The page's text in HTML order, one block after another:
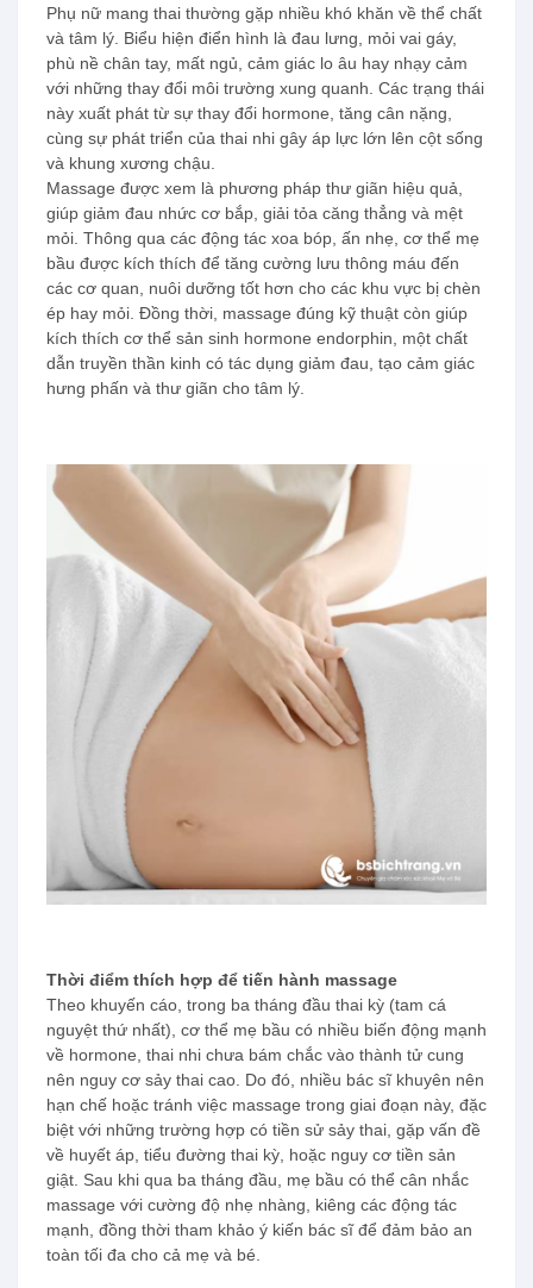
Phụ nữ mang thai thường gặp nhiều khó khăn về thể chất
và tâm lý. Biểu hiện điển hình là đau lưng, mỏi vai gáy,
phù nề chân tay, mất ngủ, cảm giác lo âu hay nhạy cảm
với những thay đổi môi trường xung quanh. Các trạng thái
này xuất phát từ sự thay đổi hormone, tăng cân nặng,
cùng sự phát triển của thai nhi gây áp lực lớn lên cột sống
và khung xương chậu.
Massage được xem là phương pháp thư giãn hiệu quả,
giúp giảm đau nhức cơ bắp, giải tỏa căng thẳng và mệt
mỏi. Thông qua các động tác xoa bóp, ấn nhẹ, cơ thể mẹ
bầu được kích thích để tăng cường lưu thông máu đến
các cơ quan, nuôi dưỡng tốt hơn cho các khu vực bị chèn
ép hay mỏi. Đồng thời, massage đúng kỹ thuật còn giúp
kích thích cơ thể sản sinh hormone endorphin, một chất
dẫn truyền thần kinh có tác dụng giảm đau, tạo cảm giác
hưng phấn và thư giãn cho tâm lý.
Thời điểm thích hợp để tiến hành massage
Theo khuyến cáo, trong ba tháng đầu thai kỳ (tam cá
nguyệt thứ nhất), cơ thể mẹ bầu có nhiều biến động mạnh
về hormone, thai nhi chưa bám chắc vào thành tử cung
nên nguy cơ sảy thai cao. Do đó, nhiều bác sĩ khuyên nên
hạn chế hoặc tránh việc massage trong giai đoạn này, đặc
biệt với những trường hợp có tiền sử sảy thai, gặp vấn đề
về huyết áp, tiểu đường thai kỳ, hoặc nguy cơ tiền sản
giật. Sau khi qua ba tháng đầu, mẹ bầu có thể cân nhắc
massage với cường độ nhẹ nhàng, kiêng các động tác
mạnh, đồng thời tham khảo ý kiến bác sĩ để đảm bảo an
toàn tối đa cho cả mẹ và bé.